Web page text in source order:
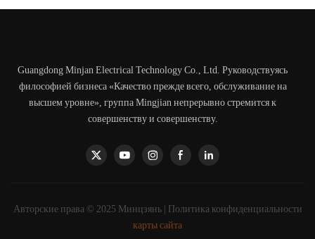
керамическими жерновами.
Guangdong Minjan Electrical Technology Co., Ltd. Руководствуясь
философией бизнеса «Качество прежде всего, обслуживание на
высшем уровне», группа Mingjian непрерывно стремится к
совершенству и совершенству.
Авторские права © 2025 Минцзянь | Политика конфиденциальности
карты сайта